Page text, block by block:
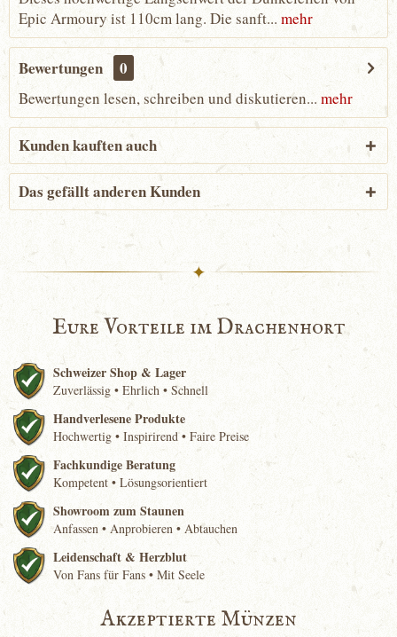
Epic Armoury ist 110cm lang. Die sanft... mehr
Bewertungen 0
Bewertungen lesen, schreiben und diskutieren... mehr
Kunden kauften auch
Das gefällt anderen Kunden
✦
Eure Vorteile im Drachenhort
Schweizer Shop & Lager
Zuverlässig • Ehrlich • Schnell
Handverlesene Produkte
Hochwertig • Inspirirend • Faire Preise
Fachkundige Beratung
Kompetent • Lösungsorientiert
Showroom zum Staunen
Anfassen • Anprobieren • Abtauchen
Leidenschaft & Herzblut
Von Fans für Fans • Mit Seele
Akzeptierte Münzen